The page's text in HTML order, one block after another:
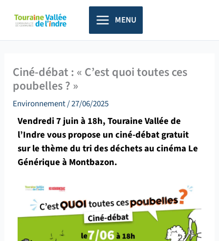
principal
MENU
Ciné-débat : « C’est quoi toutes ces
poubelles ? »
Environnement/27/06/2025
Vendredi 7 juin à 18h, Touraine Vallée de
l’Indre vous propose un ciné-débat gratuit
sur le thème du tri des déchets au cinéma Le
Générique à Montbazon.